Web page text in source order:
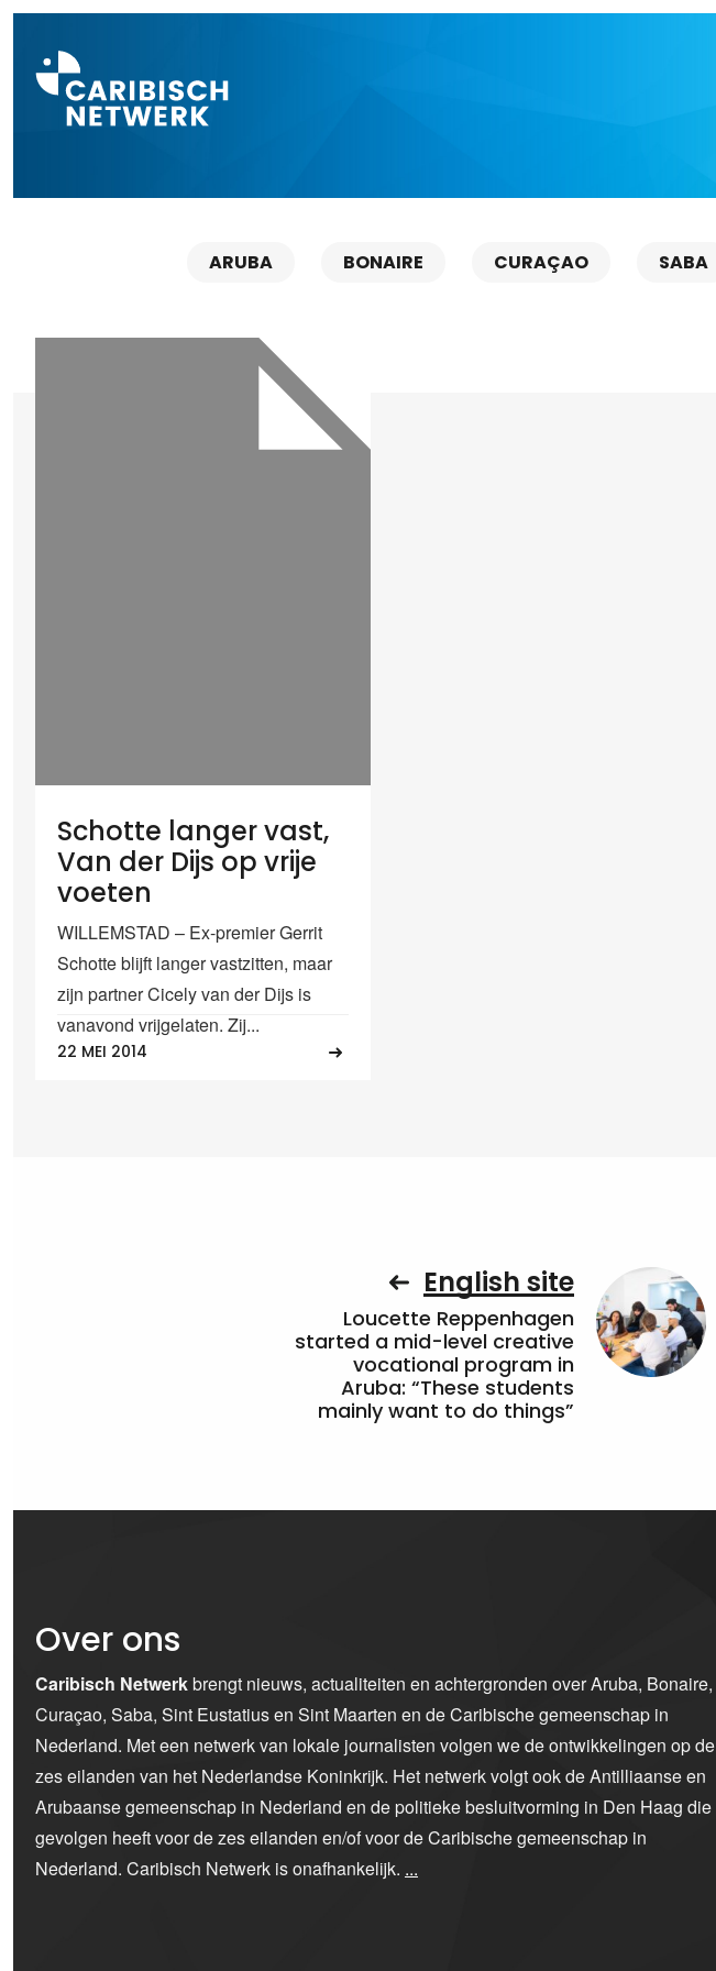
ARUBA BONAIRE CURAÇAO SABA
Schotte langer vast,
Van der Dijs op vrije
voeten
WILLEMSTAD – Ex-premier Gerrit
Schotte blijft langer vastzitten, maar
zijn partner Cicely van der Dijs is
vanavond vrijgelaten. Zij...
22 MEI 2014
English site
Loucette Reppenhagen
started a mid-level creative
vocational program in
Aruba: “These students
mainly want to do things”
Over ons
Caribisch Netwerkbrengt nieuws, actualiteiten en achtergronden over Aruba, Bonaire,
Curaçao, Saba, Sint Eustatius en Sint Maarten en de Caribische gemeenschap in
Nederland. Met een netwerk van lokale journalisten volgen we de ontwikkelingen op de
zes eilanden van het Nederlandse Koninkrijk. Het netwerk volgt ook de Antilliaanse en
Arubaanse gemeenschap in Nederland en de politieke besluitvorming in Den Haag die
gevolgen heeft voor de zes eilanden en/of voor de Caribische gemeenschap in
Nederland. Caribisch Netwerk is onafhankelijk. ...